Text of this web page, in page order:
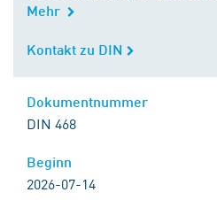
Mehr
Kontakt zu DIN
Kontakt zu DIN
Dokumentnummer
DIN 468
Beginn
2026-07-14